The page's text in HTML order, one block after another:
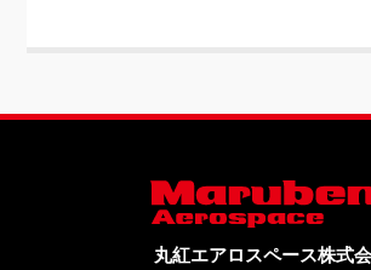
丸紅エアロスペース株式